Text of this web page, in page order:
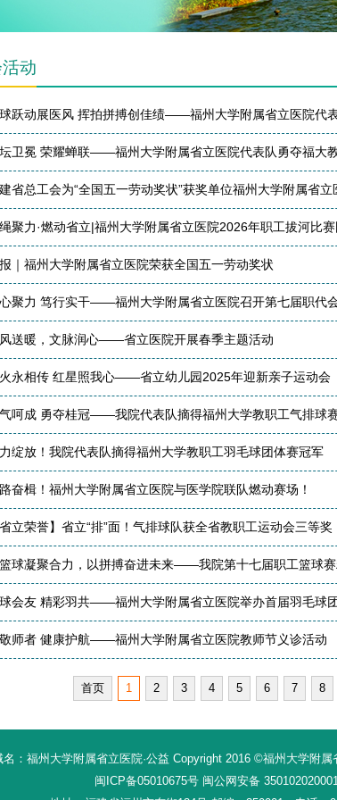
动
跃动展医风 挥拍拼搏创佳绩——福州大学附属省立医院代表
卫冕 荣耀蝉联——福州大学附属省立医院代表队勇夺福大教
省总工会为“全国五一劳动奖状”获奖单位福州大学附属省立
聚力·燃动省立|福州大学附属省立医院2026年职工拔河比
｜福州大学附属省立医院荣获全国五一劳动奖状
聚力 笃行实干——福州大学附属省立医院召开第七届职代会
送暖，文脉润心——省立医院开展春季主题活动
永相传 红星照我心——省立幼儿园2025年迎新亲子运动会
呵成 勇夺桂冠——我院代表队摘得福州大学教职工气排球
绽放！我院代表队摘得福州大学教职工羽毛球团体赛冠军
奋楫！福州大学附属省立医院与医学院联队燃动赛场！
省立荣誉】省立“排”面！气排球队获全省教职工运动会三等奖
球凝聚合力，以拼搏奋进未来——我院第十七届职工篮球
会友 精彩羽共——福州大学附属省立医院举办首届羽毛球
师者 健康护航——福州大学附属省立医院教师节义诊活动
首页 1 2 3 4 5 6 7 8
名：福州大学附属省立医院·公益 Copyright 2016 ©福州大学附
闽ICP备05010675号 闽公网安备